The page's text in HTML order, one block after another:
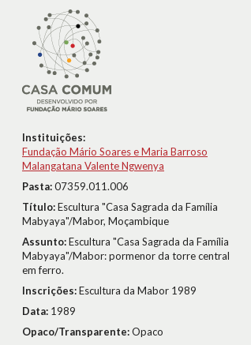
Instituições:
Fundação Mário Soares e Maria Barroso
Malangatana Valente Ngwenya
Pasta:07359.011.006
Título:Escultura "Casa Sagrada da Família
Mabyaya"/Mabor, Moçambique
Assunto:Escultura "Casa Sagrada da Família
Mabyaya"/Mabor: pormenor da torre central
em ferro.
Inscrições:Escultura da Mabor 1989
Data: 1989
Opaco/Transparente:Opaco